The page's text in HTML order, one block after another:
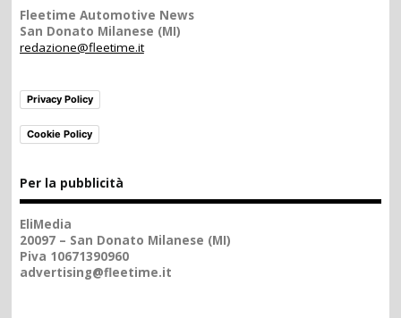
Fleetime Automotive News
San Donato Milanese (MI)
redazione@fleetime.it
Privacy Policy
Cookie Policy
Per la pubblicità
EliMedia
20097 – San Donato Milanese (MI)
Piva 10671390960
advertising@fleetime.it